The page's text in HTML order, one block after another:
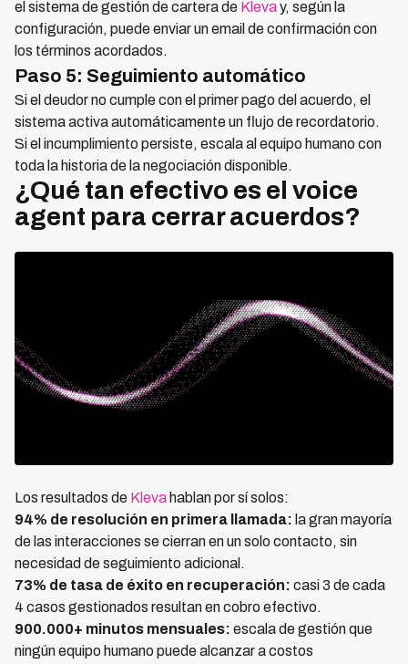
el sistema de gestión de cartera de Klevay, según la
configuración, puede enviar un email de confirmación con
los términos acordados.
Paso 5: Seguimiento automático
Si el deudor no cumple con el primer pago del acuerdo, el
sistema activa automáticamente un flujo de recordatorio.
Si el incumplimiento persiste, escala al equipo humano con
toda la historia de la negociación disponible.
¿Qué tan efectivo es el voice
agent para cerrar acuerdos?
Los resultados de Kleva hablan por sí solos:
94% de resolución en primera llamada: la gran mayoría
de las interacciones se cierran en un solo contacto, sin
necesidad de seguimiento adicional.
73% de tasa de éxito en recuperación: casi 3 de cada
4 casos gestionados resultan en cobro efectivo.
900.000+ minutos mensuales: escala de gestión que
ningún equipo humano puede alcanzar a costos